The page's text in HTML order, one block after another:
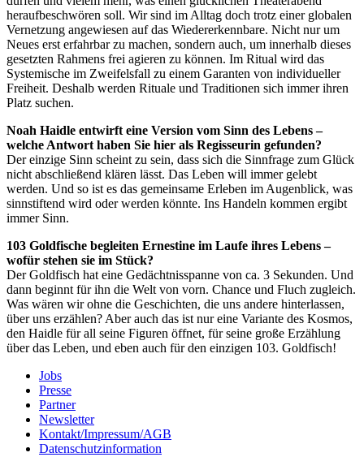
heraufbeschwören soll. Wir sind im Alltag doch trotz einer globalen
Vernetzung angewiesen auf das Wiedererkennbare. Nicht nur um
Neues erst erfahrbar zu machen, sondern auch, um innerhalb dieses
gesetzten Rahmens frei agieren zu können. Im Ritual wird das
Systemische im Zweifelsfall zu einem Garanten von individueller
Freiheit. Deshalb werden Rituale und Traditionen sich immer ihren
Platz suchen.
Noah Haidle entwirft eine Version vom Sinn des Lebens –
welche Antwort haben Sie hier als Regisseurin gefunden?
Der einzige Sinn scheint zu sein, dass sich die Sinnfrage zum Glück
nicht abschließend klären lässt. Das Leben will immer gelebt
werden. Und so ist es das gemeinsame Erleben im Augenblick, was
sinnstiftend wird oder werden könnte. Ins Handeln kommen ergibt
immer Sinn.
103 Goldfische begleiten Ernestine im Laufe ihres Lebens –
wofür stehen sie im Stück?
Der Goldfisch hat eine Gedächtnisspanne von ca. 3 Sekunden. Und
dann beginnt für ihn die Welt von vorn. Chance und Fluch zugleich.
Was wären wir ohne die Geschichten, die uns andere hinterlassen,
über uns erzählen? Aber auch das ist nur eine Variante des Kosmos,
den Haidle für all seine Figuren öffnet, für seine große Erzählung
über das Leben, und eben auch für den einzigen 103. Goldfisch!
Jobs
Presse
Partner
Newsletter
Kontakt/Impressum/AGB
Datenschutzinformation